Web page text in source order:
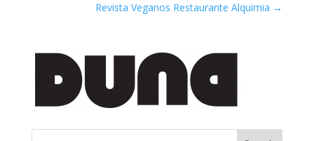
Revista Veganos Restaurante Alquimia →